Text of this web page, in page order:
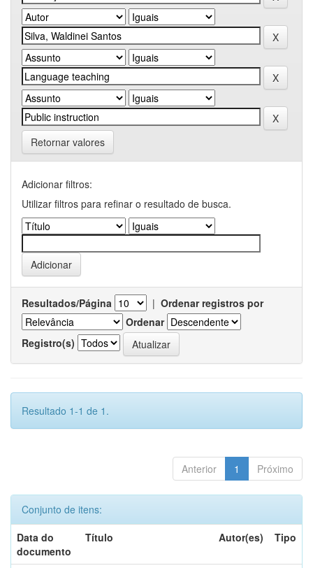
Retornar valores
Adicionar filtros:
Utilizar filtros para refinar o resultado de busca.
Resultados/Página | Ordenar registros por
Ordenar
Registro(s)
Resultado 1-1 de 1.
Anterior 1 Próximo
Conjunto de itens:
Data do
documento
Título Autor(es) Tipo